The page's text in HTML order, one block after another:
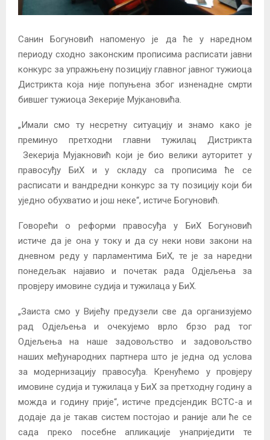
Санин Богуновић напоменуо је да ће у наредном
периоду сходно законским прописима расписати јавни
конкурс за упражњену позицију главног јавног тужиоца
Дистрикта која није попуњена због изненадне смрти
бившег тужиоца Зекерије Мујкановића.
„Имали смо ту несретну ситуацију и знамо како је
преминуо претходни главни тужилац Дистрикта
Зекерија Мујакновић који је био велики ауторитет у
правосуђу БиХ и у складу са прописима ће се
расписати и вандредни конкурс за ту позицију који би
уједно обухватио и још неке“, истиче Богуновић.
Говорећи о реформи правосуђа у БиХ Богуновић
истиче да је она у току и да су неки нови закони на
дневном реду у парламентима БиХ, те је за наредни
понедељак најавио и почетак рада Одјељења за
провјеру имовине судија и тужилаца у БиХ.
„Заиста смо у Вијећу предузели све да организујемо
рад Одјељења и очекујемо врло брзо рад тог
Одјељења на наше задовољство и задовољство
наших међународних партнера што је једна од услова
за модернизацију правосуђа. Кренућемо у провјеру
имовине судија и тужилаца у БиХ за претходну годину а
можда и годину прије“, истиче предсјендик ВСТС-а и
додаје да је такав систем постојао и раније али ће се
сада преко посебне апликације унаприједити те